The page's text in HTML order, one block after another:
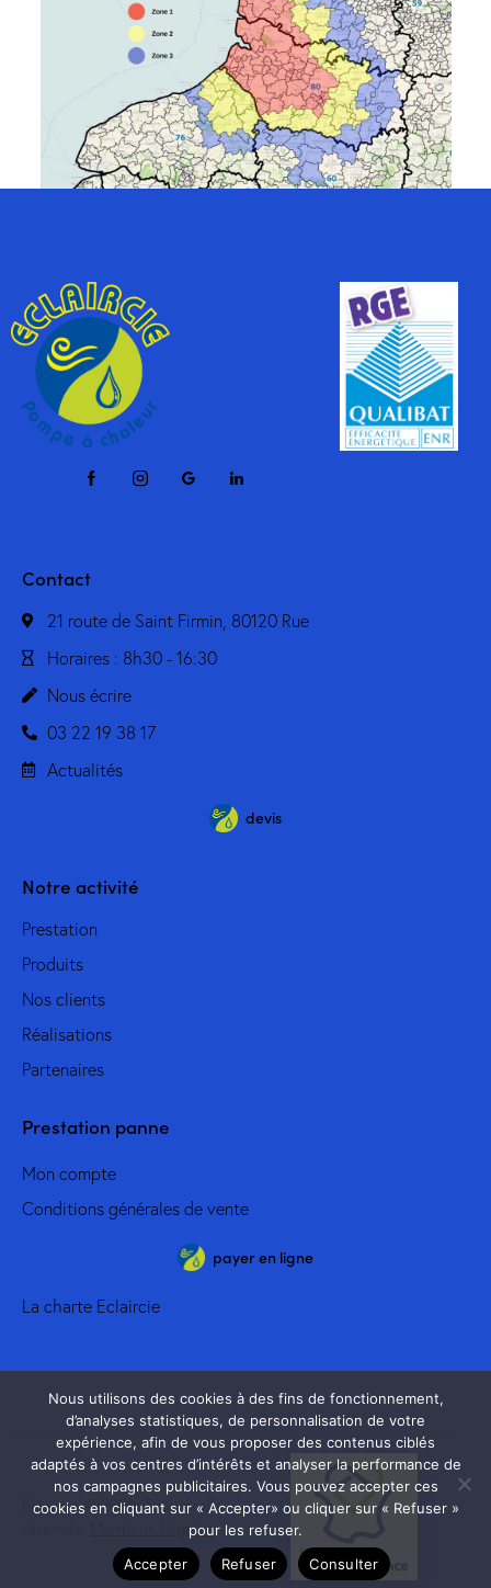
Contact
21 route de Saint Firmin, 80120 Rue
Horaires : 8h30 - 16:30
Nous écrire
03 22 19 38 17
Actualités
devis
Notre activité
Prestation
Produits
Nos clients
Réalisations
Partenaires
Prestation panne
Mon compte
Conditions générales de vente
payer en ligne
La charte Eclaircie
Eclaircie © 2026. Tous droits
Mentions Légales
Nous utilisons des cookies à des fins de fonctionnement,
d’analyses statistiques, de personnalisation de votre
expérience, afin de vous proposer des contenus ciblés
adaptés à vos centres d’intérêts et analyser la performance de
nos campagnes publicitaires. Vous pouvez accepter ces
cookies en cliquant sur « Accepter» ou cliquer sur « Refuser »
pour les refuser.
Accepter
Refuser Consulter